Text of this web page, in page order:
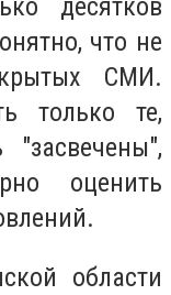
десятков
что не
СМИ.
только те,
оценить
области